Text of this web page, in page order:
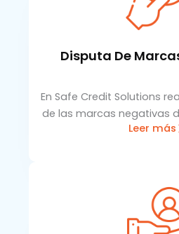
Disputa De
En Safe Credit Solutions
de las marcas negativas
Leer más